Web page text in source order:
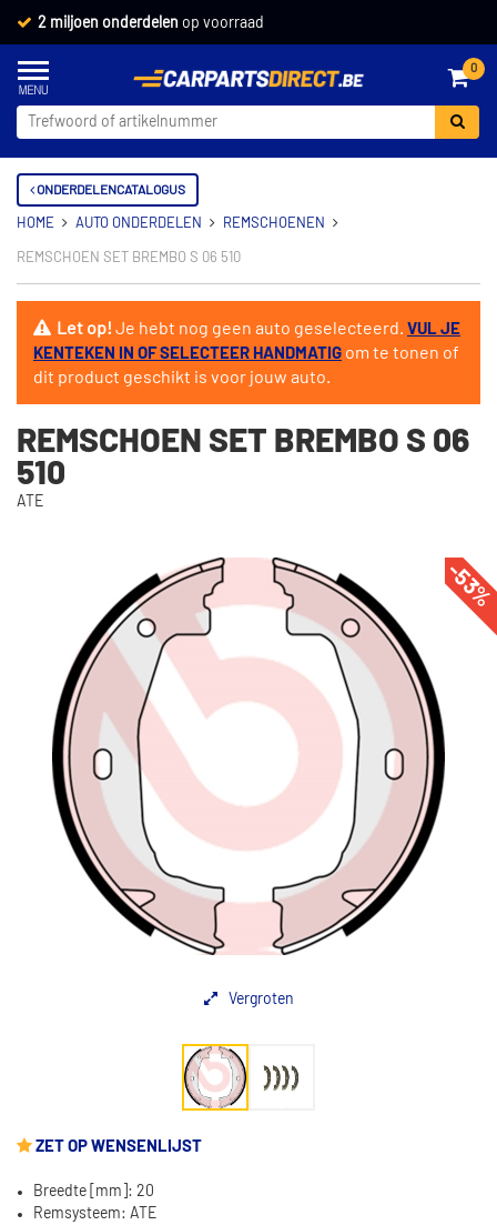
2 miljoen onderdelen op voorraad
0
ONDERDELENCATALOGUS
HOME AUTO ONDERDELEN REMSCHOENEN
REMSCHOEN SET BREMBO S 06 510
Let op!Je hebt nog geen auto geselecteerd. VUL JE
KENTEKEN IN OF SELECTEER HANDMATIG om te tonen of
dit product geschikt is voor jouw auto.
REMSCHOEN SET BREMBO S 06
510
ATE
-
Vergroten
ZET OP WENSENLIJST
Breedte [mm]: 20
Remsysteem: ATE